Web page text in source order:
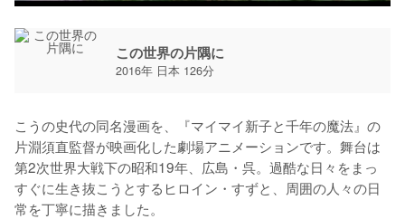
この世界の片隅に
2016年 日本 126分
こうの史代の同名漫画を、『マイマイ新子と千年の魔法』の
片淵須直監督が映画化した劇場アニメーションです。舞台は
第2次世界大戦下の昭和19年、広島・呉。過酷な日々をまっ
すぐに生き抜こうとするヒロイン・すずと、周囲の人々の日
常を丁寧に描きました。